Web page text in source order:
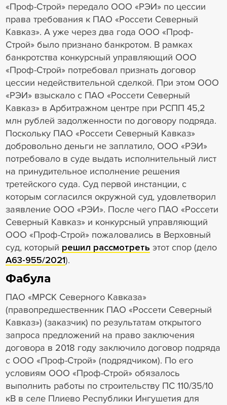
«Проф-Строй» передало ООО «РЭИ» по цессии
права требования к ПАО «Россети Северный
Кавказ». А уже через два года ООО «Проф-
Строй» было признано банкротом. В рамках
банкротства конкурсный управляющий ООО
«Проф-Строй» потребовал признать договор
цессии недействительной сделкой. При этом ООО
«РЭИ» взыскало с ПАО «Россети Северный
Кавказ» в Арбитражном центре при РСПП 45,2
млн рублей задолженности по договору подряда.
Поскольку ПАО «Россети Северный Кавказ»
добровольно деньги не заплатило, ООО «РЭИ»
потребовало в суде выдать исполнительный лист
на принудительное исполнение решения
третейского суда. Суд первой инстанции, с
которым согласился окружной суд, удовлетворил
заявление ООО «РЭИ». После чего ПАО «Россети
Северный Кавказ» и конкурсный управляющий
ООО «Проф-Строй» пожаловались в Верховный
суд, который решил рассмотреть этот спор (дело
А63-955/2021).
Фабула
ПАО «МРСК Северного Кавказа»
(правопредшественник ПАО «Россети Северный
Кавказ») (заказчик) по результатам открытого
запроса предложений на право заключения
договора в 2018 году заключило договор подряда
с ООО «Проф-Строй» (подрядчиком). По его
условиям ООО «Проф-Строй» обязалось
выполнить работы по строительству ПС 110/35/10
кВ в селе Плиево Республики Ингушетия для